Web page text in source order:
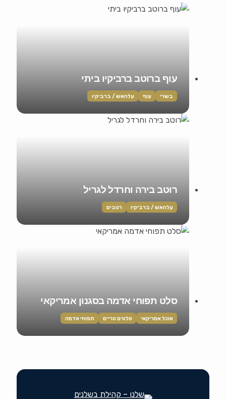
עוף ברוטב ברביקיו ביתי
בשרי עוף עלהאש / ברביקיו
רוטב בירה וחרדל לגריל
עלהאש / ברביקיו רטבים
סלט תפוחי אדמה בסגנון אמריקאי
אוכל אמריקאי סלטים טריים תפוחי אדמה